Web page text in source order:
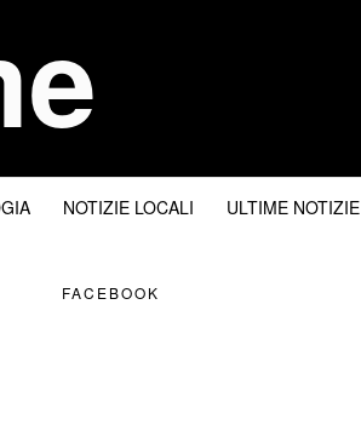
NOTIZIE LOCALI ULTIME NOTIZIE
FACEBOOK